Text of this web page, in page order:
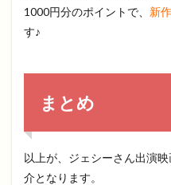
1000円分のポイントで、 新
す♪
まとめ
以上が、ジェシーさん出演
介となります。